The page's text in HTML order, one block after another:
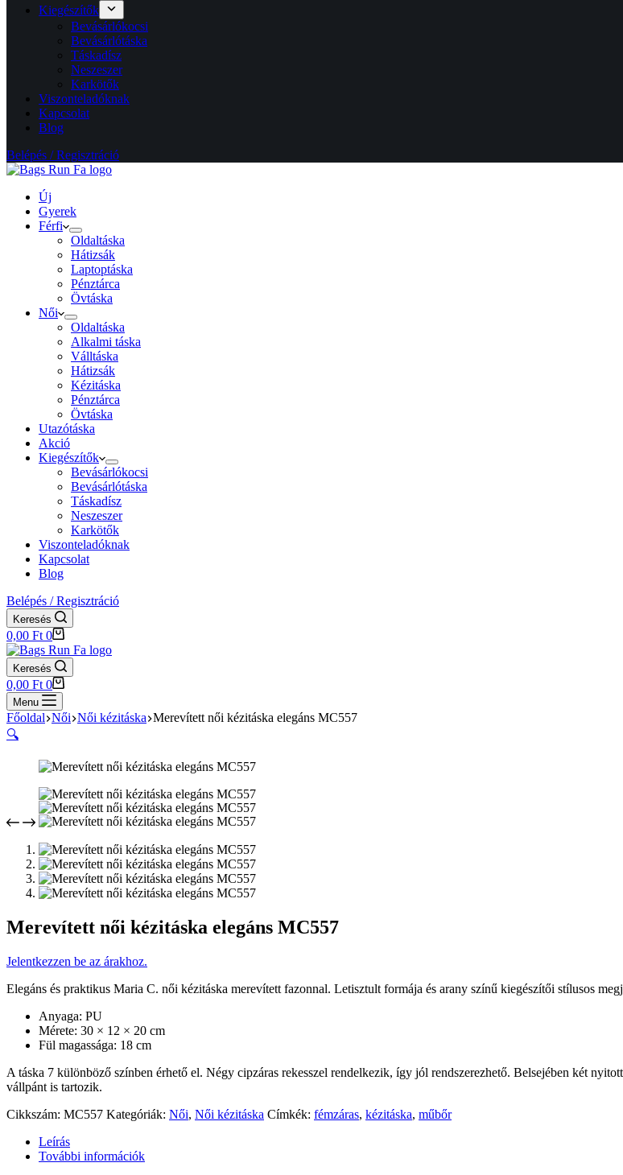
Kiegészítők
Bevásárlókocsi
Bevásárlótáska
Táskadísz
Neszeszer
Karkötők
Viszonteladóknak
Kapcsolat
Blog
Belépés / Regisztráció
Új
Gyerek
Férfi
Oldaltáska
Hátizsák
Laptoptáska
Pénztárca
Övtáska
Női
Oldaltáska
Alkalmi táska
Válltáska
Hátizsák
Kézitáska
Pénztárca
Övtáska
Utazótáska
Akció
Kiegészítők
Bevásárlókocsi
Bevásárlótáska
Táskadísz
Neszeszer
Karkötők
Viszonteladóknak
Kapcsolat
Blog
Belépés / Regisztráció
Keresés
Shopping
cart
0,00 Ft 0
Keresés
Shopping
cart
0,00 Ft 0
Menu
Főoldal Női Női kézitáska Merevített női kézitáska elegáns MC557
🔍
Merevített női kézitáska elegáns MC557
Jelentkezzen be az árakhoz.
Elegáns és praktikus Maria C. női kézitáska merevített fazonnal. Letisztult formája és arany színű kiegészítői stílusos
Anyaga: PU
Mérete: 30 × 12 × 20 cm
Fül magassága: 18 cm
A táska 7 különböző színben érhető el. Négy cipzáras rekesszel rendelkezik, így jól rendszerezhető. Belsejében két
vállpánt is tartozik.
Cikkszám: MC557 Kategóriák: Női, Női kézitáska Címkék: fémzáras, kézitáska, műbőr
Leírás
További információk